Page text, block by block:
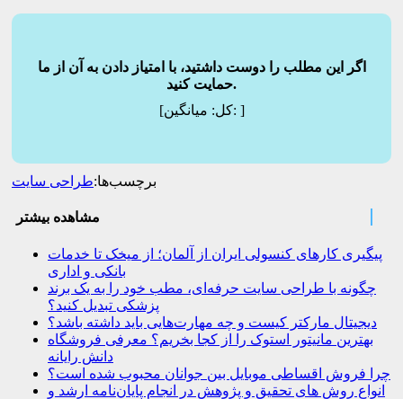
اگر این مطلب را دوست داشتید، با امتیاز دادن به آن از ما
حمایت کنید.
[کل:میانگین: ]
برچسب‌ها:طراحی سایت
مشاهده بیشتر
پیگیری کارهای کنسولی ایران از آلمان؛ از میخک تا خدمات
بانکی و اداری
چگونه با طراحی سایت حرفه‌ای، مطب خود را به یک برند
پزشکی تبدیل کنید؟
دیجیتال مارکتر کیست و چه مهارت‌هایی باید داشته باشد؟
بهترین مانیتور استوک را از کجا بخریم؟ معرفی فروشگاه
دانش رایانه
چرا فروش اقساطی موبایل بین جوانان محبوب شده است؟
انواع روش های تحقیق و پژوهش در انجام پایان‌نامه ارشد و